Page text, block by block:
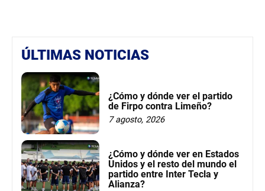
ÚLTIMAS NOTICIAS
¿Cómo y dónde ver el partido
de Firpo contra Limeño?
7 agosto, 2026
¿Cómo y dónde ver en Estados
Unidos y el resto del mundo el
partido entre Inter Tecla y
Alianza?